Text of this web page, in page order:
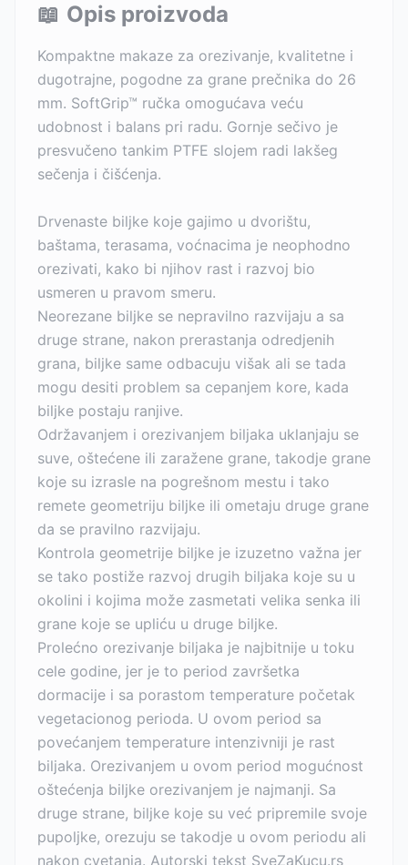
📖 Opis proizvoda
Kompaktne makaze za orezivanje, kvalitetne i
dugotrajne, pogodne za grane prečnika do 26
mm. SoftGrip™ ručka omogućava veću
udobnost i balans pri radu. Gornje sečivo je
presvučeno tankim PTFE slojem radi lakšeg
sečenja i čišćenja.
Drvenaste biljke koje gajimo u dvorištu,
baštama, terasama, voćnacima je neophodno
orezivati, kako bi njihov rast i razvoj bio
usmeren u pravom smeru.
Neorezane biljke se nepravilno razvijaju a sa
druge strane, nakon prerastanja odredjenih
grana, biljke same odbacuju višak ali se tada
mogu desiti problem sa cepanjem kore, kada
biljke postaju ranjive.
Održavanjem i orezivanjem biljaka uklanjaju se
suve, oštećene ili zaražene grane, takodje grane
koje su izrasle na pogrešnom mestu i tako
remete geometriju biljke ili ometaju druge grane
da se pravilno razvijaju.
Kontrola geometrije biljke je izuzetno važna jer
se tako postiže razvoj drugih biljaka koje su u
okolini i kojima može zasmetati velika senka ili
grane koje se upliću u druge biljke.
Prolećno orezivanje biljaka je najbitnije u toku
cele godine, jer je to period završetka
dormacije i sa porastom temperature početak
vegetacionog perioda. U ovom period sa
povećanjem temperature intenzivniji je rast
biljaka. Orezivanjem u ovom period mogućnost
oštećenja biljke orezivanjem je najmanji. Sa
druge strane, biljke koje su već pripremile svoje
pupoljke, orezuju se takodje u ovom periodu ali
nakon cvetanja. Autorski tekst SveZaKucu.rs